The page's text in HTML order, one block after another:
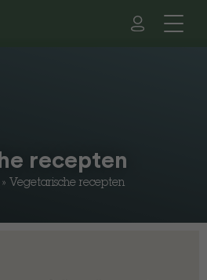
recepten
» Vegetarische recepten